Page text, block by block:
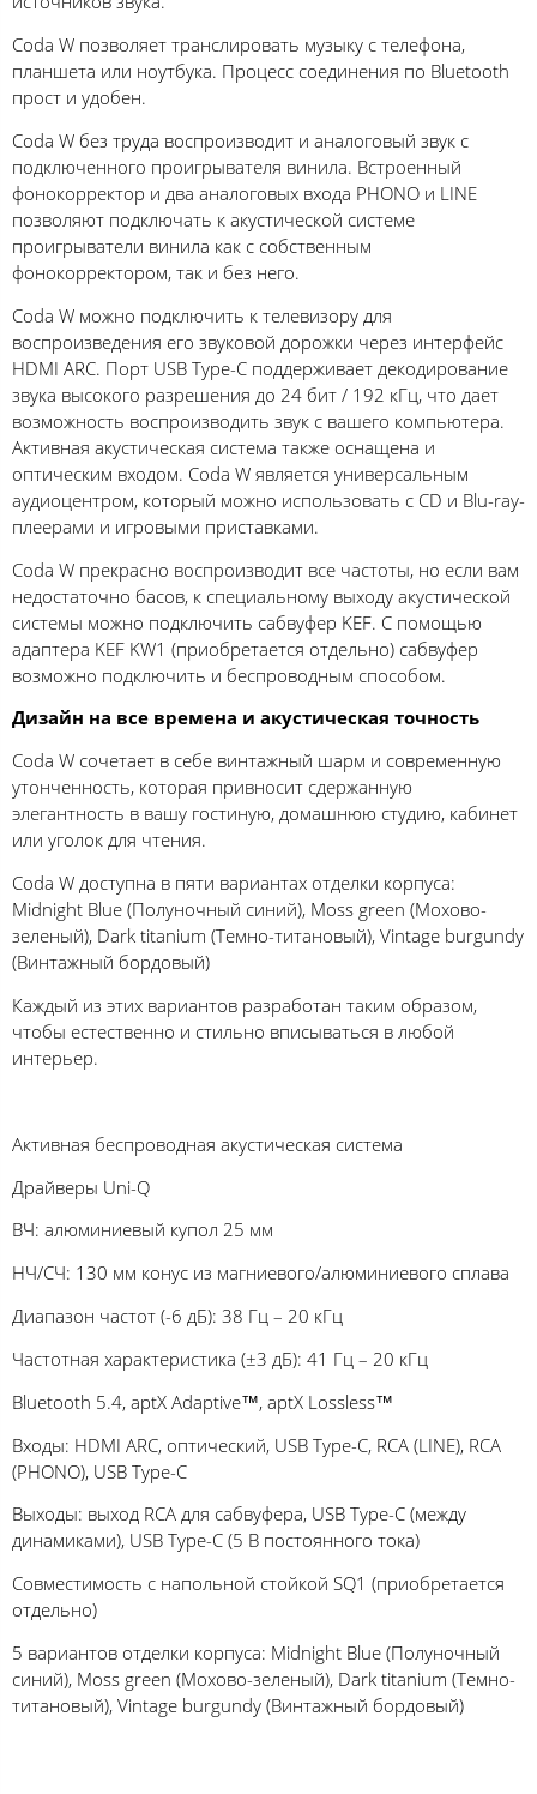
Coda W позволяет транслировать музыку с телефона,
планшета или ноутбука. Процесс соединения по Bluetooth
прост и удобен.
Coda W без труда воспроизводит и аналоговый звук с
подключенного проигрывателя винила. Встроенный
фонокорректор и два аналоговых входа PHONO и LINE
позволяют подключать к акустической системе
проигрыватели винила как с собственным
фонокорректором, так и без него.
Coda W можно подключить к телевизору для
воспроизведения его звуковой дорожки через интерфейс
HDMI ARC. Порт USB Type-C поддерживает декодирование
звука высокого разрешения до 24 бит / 192 кГц, что дает
возможность воспроизводить звук с вашего компьютера.
Активная акустическая система также оснащена и
оптическим входом. Coda W является универсальным
аудиоцентром, который можно использовать с CD и Blu-ray-
плеерами и игровыми приставками.
Coda W прекрасно воспроизводит все частоты, но если вам
недостаточно басов, к специальному выходу акустической
системы можно подключить сабвуфер KEF. С помощью
адаптера KEF KW1 (приобретается отдельно) сабвуфер
возможно подключить и беспроводным способом.
Дизайн на все времена и акустическая точность
Coda W сочетает в себе винтажный шарм и современную
утонченность, которая привносит сдержанную
элегантность в вашу гостиную, домашнюю студию, кабинет
или уголок для чтения.
Coda W доступна в пяти вариантах отделки корпуса:
Midnight Blue (Полуночный синий), Moss green (Мохово-
зеленый), Dark titanium (Темно-титановый), Vintage burgundy
(Винтажный бордовый)
Каждый из этих вариантов разработан таким образом,
чтобы естественно и стильно вписываться в любой
интерьер.
Активная беспроводная акустическая система
Драйверы Uni-Q
ВЧ: алюминиевый купол 25 мм
НЧ/СЧ: 130 мм конус из магниевого/алюминиевого сплава
Диапазон частот (-6 дБ): 38 Гц – 20 кГц
Частотная характеристика (±3 дБ): 41 Гц – 20 кГц
Bluetooth 5.4, aptX Adaptive™, aptX Lossless™
Входы: HDMI ARC, оптический, USB Type-C, RCA (LINE), RCA
(PHONO), USB Type-C
Выходы: выход RCA для сабвуфера, USB Type-C (между
динамиками), USB Type-C (5 В постоянного тока)
Совместимость с напольной стойкой SQ1 (приобретается
отдельно)
5 вариантов отделки корпуса: Midnight Blue (Полуночный
синий), Moss green (Мохово-зеленый), Dark titanium (Темно-
титановый), Vintage burgundy (Винтажный бордовый)